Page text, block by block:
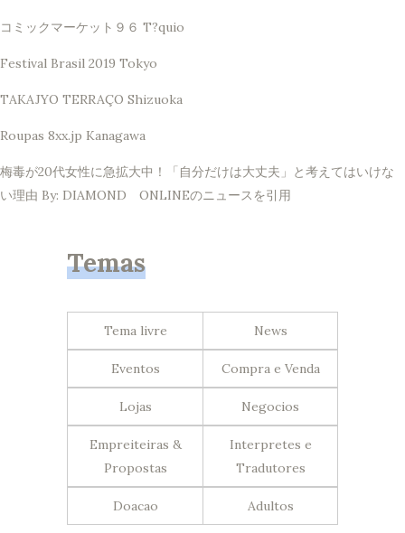
コミックマーケット９６ T?quio
Festival Brasil 2019 Tokyo
TAKAJYO TERRAÇO Shizuoka
Roupas 8xx.jp Kanagawa
梅毒が20代女性に急拡大中！「自分だけは大丈夫」と考えてはいけな
い理由 By: DIAMOND ONLINEのニュースを引用
Temas
Tema livre News
Eventos Compra e Venda
Lojas Negocios
Empreiteiras &
Propostas
Interpretes e
Tradutores
Doacao Adultos